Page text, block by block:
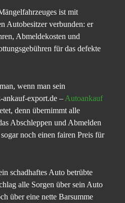
ist mit
Autobesitzer verbunden: er
Abmeldekosten und
für das defekte
wenn man sein
ankauf-export.de – Autoankauf
denn übernimmt alle
Abschleppen und Abmelden
noch einen fairen Preis für
schadhaftes Auto betrübte
alle Sorgen über sein Auto
über eine nette Barsumme